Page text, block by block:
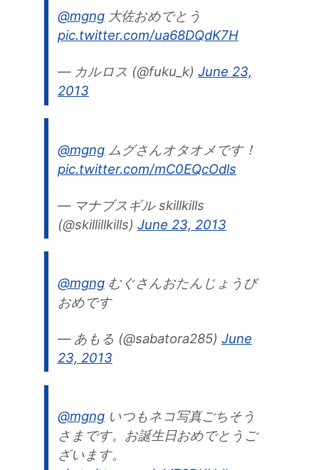
@mgng大佐おめでとう
pic.twitter.com/ua68DQdK7H
— カルロス (@fuku_k) June 23,
2013
@mgngムグさんオタオメです！
pic.twitter.com/mC0EQcOdls
— マナブスギル skillkills
(@skillillkills) June 23, 2013
@mgngむぐさんおたんじょうび
おめです
— あもる (@sabatora285) June
23, 2013
@mgngいつもネコ写真ごちそう
さまです。お誕生日おめでとうご
ざいます。